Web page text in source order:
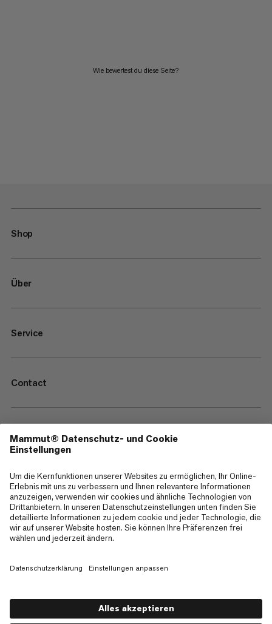
Wie bewertest du diese Seite?
Shop
Über
Service
Contact
—
Sitemap
Cookies
Impressum